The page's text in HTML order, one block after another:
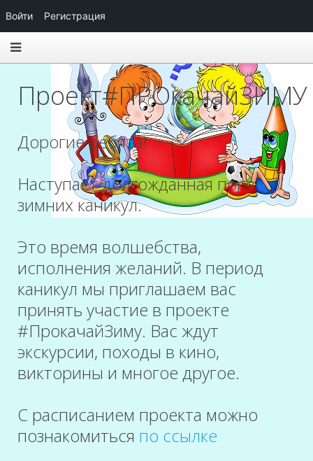
Проект#ПРОкачайЗИМУ
Дорогие ребята!
Наступает долгожданная пора
зимних каникул.
Это время волшебства,
исполнения желаний. В период
каникул мы приглашаем вас
принять участие в проекте
#ПрокачайЗиму. Вас ждут
экскурсии, походы в кино,
викторины и многое другое.
С расписанием проекта можно
познакомиться по ссылке
Войти Регистрация